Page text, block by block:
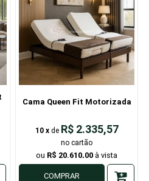
Cama Queen Fit Motorizada
10 x de R$ 2.335,57
R$ 20.610,00
COMPRAR